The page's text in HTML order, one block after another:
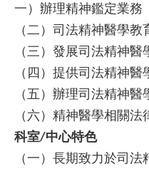
認
識
本
院
就
醫
指
南
一）辦理精神鑑定業務
（二）司法精神醫學教
（三）發展司法精神醫
（四）提供司法精神
（五）辦理司法精神
（六）精神醫學相關法
科室/中心特色
（一）長期致力於司